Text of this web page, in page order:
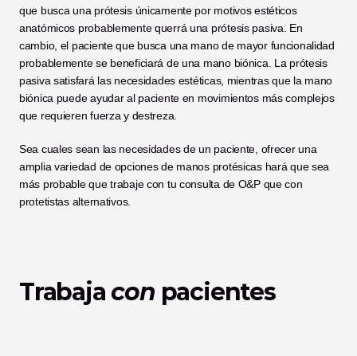
que busca una prótesis únicamente por motivos estéticos
anatómicos probablemente querrá una prótesis pasiva. En
cambio, el paciente que busca una mano de mayor funcionalidad
probablemente se beneficiará de una mano biónica. La prótesis
pasiva satisfará las necesidades estéticas, mientras que la mano
biónica puede ayudar al paciente en movimientos más complejos
que requieren fuerza y destreza.
Sea cuales sean las necesidades de un paciente, ofrecer una
amplia variedad de opciones de manos protésicas hará que sea
más probable que trabaje con tu consulta de O&P que con
protetistas alternativos.
Trabaja con pacientes